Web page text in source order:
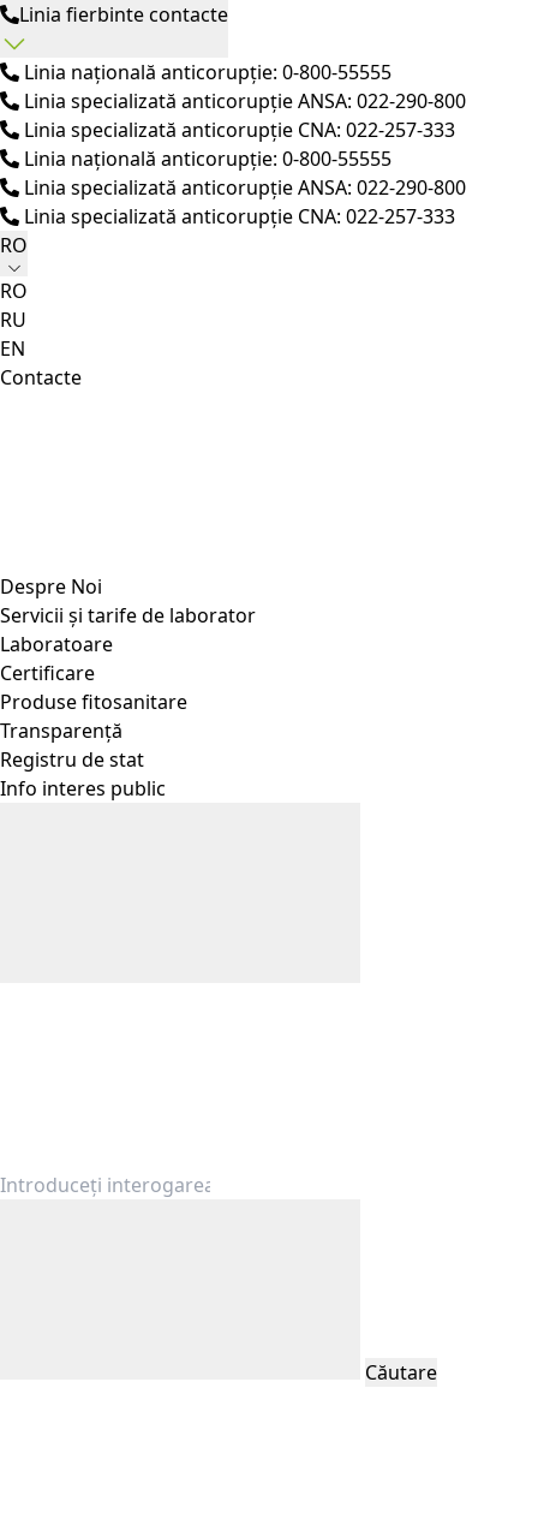
Linia fierbinte contacte
Linia națională anticorupție: 0-800-55555
Linia specializată anticorupție ANSA: 022-290-800
Linia specializată anticorupție CNA: 022-257-333
Linia națională anticorupție: 0-800-55555
Linia specializată anticorupție ANSA: 022-290-800
Linia specializată anticorupție CNA: 022-257-333
RO
RO
RU
EN
Contacte
Despre Noi
Servicii și tarife de laborator
Laboratoare
Certificare
Produse fitosanitare
Transparență
Registru de stat
Info interes public
Căutare